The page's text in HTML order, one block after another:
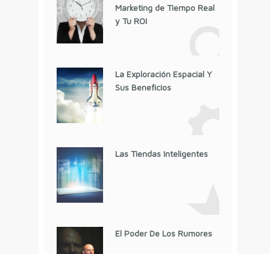
Marketing de Tiempo Real
y Tu ROI
La Exploración Espacial Y
Sus Beneficios
Las Tiendas Inteligentes
El Poder De Los Rumores